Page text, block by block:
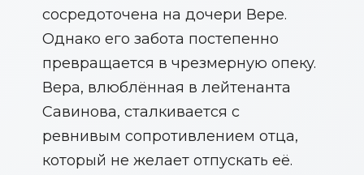
сосредоточена на дочери Вере.
Однако его забота постепенно
превращается в чрезмерную опеку.
Вера, влюблённая в лейтенанта
Савинова, сталкивается с
ревнивым сопротивлением отца,
который не желает отпускать её.